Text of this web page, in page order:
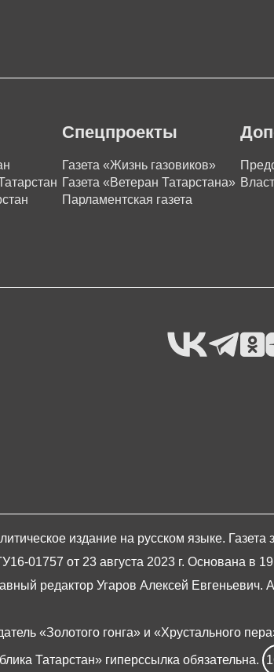
Спецпроекты
Газета «Жизнь газовиков»
Газета «Ветеран Татарстана»
Парламентская газета
издание на русском языке.
01757 от 23 августа 2023 г. Основана в
редактор Угаров Алексей Евгеньевич.
«Золотого гонга» и «Хрустального
Татарстан» гиперссылка обязательна.